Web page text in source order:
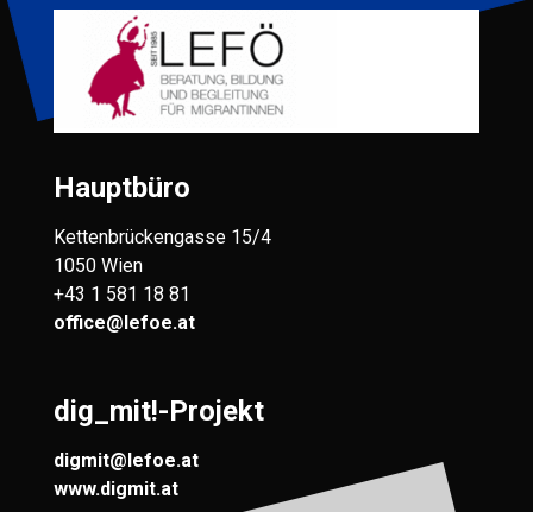
Hauptbüro
Kettenbrückengasse 15/4
1050 Wien
+43 1 581 18 81
office@lefoe.at
dig_mit!-Projekt
digmit@lefoe.at
www.digmit.at